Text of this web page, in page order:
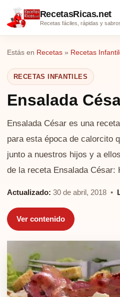
RecetasRicas.net
Recetas fáciles, rápidas y
Estás en Recetas » Recetas
RECETAS INFANTILES
Ensalada
Ensalada César es una
para esta época de calorcito
junto a nuestros hijos y a
de la receta Ensalada
Actualizado: 30 de abril, 2018 •
Ver contenido